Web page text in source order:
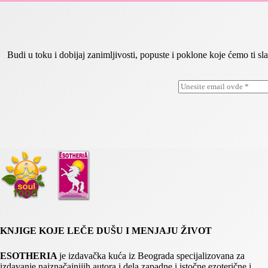
Budi u toku i dobijaj zanimljivosti, popuste i poklone koje ćemo ti
E
m
E
m
KNJIGE KOJE LEČE DUŠU I MENJAJU ŽIVOT
ESOTHERIA je izdavačka kuća iz Beograda specijalizovana za